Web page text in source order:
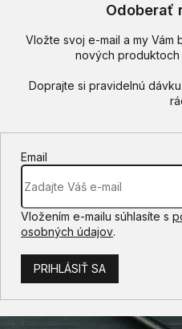
Odoberať
Vložte svoj e-mail a my Vám
nových produktoch
Email
Vložením e-mailu súhlasíte s
osobných údajov.
PRIHLÁSIŤ SA